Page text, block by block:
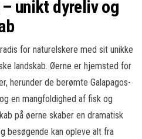
unikt dyreliv og
for naturelskere med sit unikke
landskab. Øerne er hjemsted for
herunder de berømte Galapagos-
en mangfoldighed af fisk og
på øerne skaber en dramatisk
besøgende kan opleve alt fra